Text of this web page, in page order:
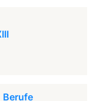
Berufe